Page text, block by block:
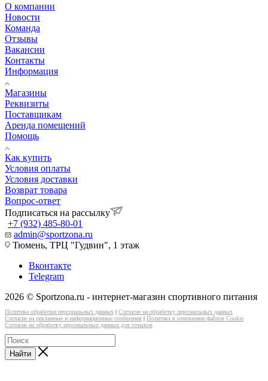
О компании
Новости
Команда
Отзывы
Вакансии
Контакты
Информация
Магазины
Реквизиты
Поставщикам
Аренда помещений
Помощь
Как купить
Условия оплаты
Условия доставки
Возврат товара
Вопрос-ответ
Подписаться на рассылку
+7 (932) 485-80-01
admin@sportzona.ru
Тюмень, ТРЦ "Гудвин", 1 этаж
Вконтакте
Telegram
2026 © Sportzona.ru - интернет-магазин спортивного питания
Политика обработки персональных данных | Согласие на обработку персональных данных
Согласие на рекламные и информационные сообщения | Политика в отношении файлов Cookie
Согласие на обработку персональных данных для отзывов
Найти